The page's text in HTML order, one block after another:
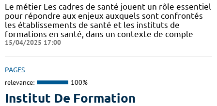
Le métier Les cadres de santé jouent un rôle essentiel
pour répondre aux enjeux auxquels sont confrontés
les établissements de santé et les instituts de
formations en santé, dans un contexte de comple
15/04/2025 17:00
PAGES
relevance: 100%
Institut De Formation